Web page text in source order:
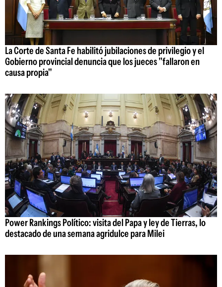
La Corte de Santa Fe habilitó jubilaciones de privilegio y el
Gobierno provincial denuncia que los jueces "fallaron en
causa propia"
Power Rankings Político: visita del Papa y ley de Tierras, lo
destacado de una semana agridulce para Milei